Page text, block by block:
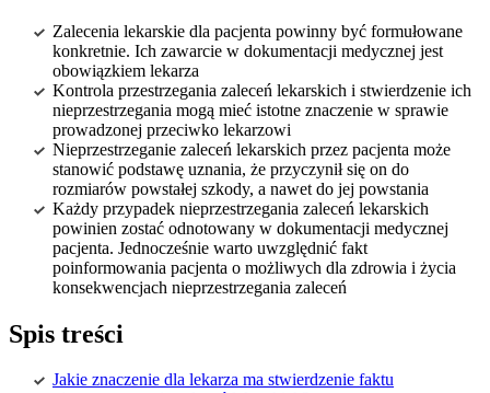
Zalecenia lekarskie dla pacjenta powinny być formułowane
konkretnie. Ich zawarcie w dokumentacji medycznej jest
obowiązkiem lekarza
Kontrola przestrzegania zaleceń lekarskich i stwierdzenie ich
nieprzestrzegania mogą mieć istotne znaczenie w sprawie
prowadzonej przeciwko lekarzowi
Nieprzestrzeganie zaleceń lekarskich przez pacjenta może
stanowić podstawę uznania, że przyczynił się on do
rozmiarów powstałej szkody, a nawet do jej powstania
Każdy przypadek nieprzestrzegania zaleceń lekarskich
powinien zostać odnotowany w dokumentacji medycznej
pacjenta. Jednocześnie warto uwzględnić fakt
poinformowania pacjenta o możliwych dla zdrowia i życia
konsekwencjach nieprzestrzegania zaleceń
Spis treści
Jakie znaczenie dla lekarza ma stwierdzenie faktu